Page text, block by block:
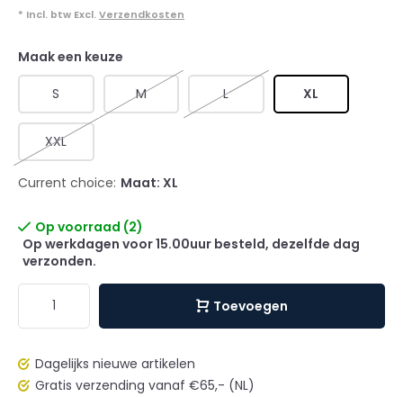
* Incl. btw Excl. Verzendkosten
Maak een keuze
S M L XL
XXL
Current choice: Maat: XL
Op voorraad (2)
Op werkdagen voor 15.00uur besteld, dezelfde dag
verzonden.
Toevoegen
Dagelijks nieuwe artikelen
Gratis verzending vanaf €65,- (NL)